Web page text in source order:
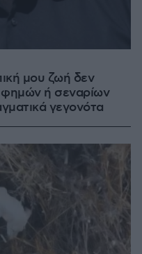
μου ζωή δεν
φημών ή σεναρίων
γεγονότα